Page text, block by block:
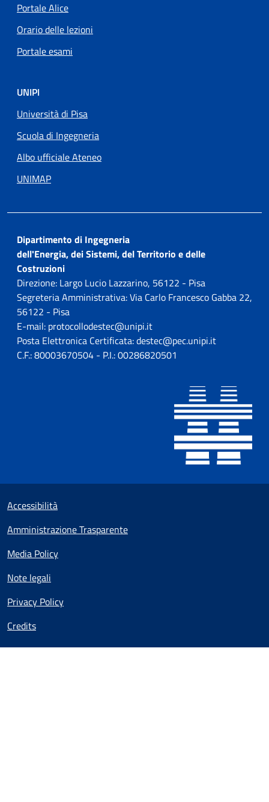
Portale Alice
Orario delle lezioni
Portale esami
UNIPI
Università di Pisa
Scuola di Ingegneria
Albo ufficiale Ateneo
UNIMAP
Dipartimento di Ingegneria
dell'Energia, dei Sistemi, del Territorio e delle
Costruzioni
Direzione: Largo Lucio Lazzarino, 56122 - Pisa
Segreteria Amministrativa: Via Carlo Francesco Gabba 22,
56122 - Pisa
E-mail: protocollodestec@unipi.it
Posta Elettronica Certificata: destec@pec.unipi.it
C.F.: 80003670504 - P.I.: 00286820501
Small prints
Sezione Link utili
Accessibilità
Amministrazione Trasparente
Media Policy
Note legali
Privacy Policy
Credits